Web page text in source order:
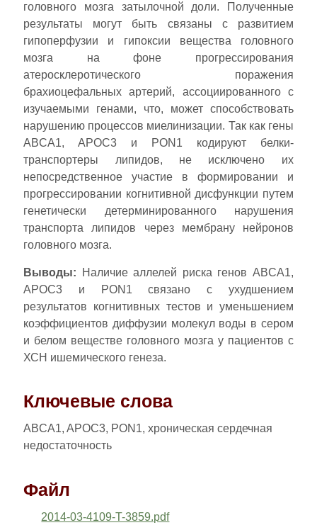
головного мозга затылочной доли. Полученные
результаты могут быть связаны с развитием
гипоперфузии и гипоксии вещества головного
мозга на фоне прогрессирования
атеросклеротического поражения
брахиоцефальных артерий, ассоциированного с
изучаемыми генами, что, может способствовать
нарушению процессов миелинизации. Так как гены
ABCA1, APOC3 и PON1 кодируют белки-
транспортеры липидов, не исключено их
непосредственное участие в формировании и
прогрессировании когнитивной дисфункции путем
генетически детерминированного нарушения
транспорта липидов через мембрану нейронов
головного мозга.
Выводы: Наличие аллелей риска генов ABCA1,
APOC3 и PON1 связано с ухудшением
результатов когнитивных тестов и уменьшением
коэффициентов диффузии молекул воды в сером
и белом веществе головного мозга у пациентов с
ХСН ишемического генеза.
Ключевые слова
ABCA1, APOC3, PON1, хроническая сердечная
недостаточность
Файл
2014-03-4109-T-3859.pdf